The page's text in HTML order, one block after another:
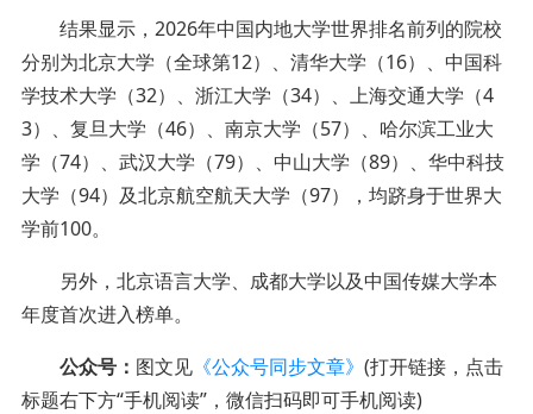
结果显示，2026年中国内地大学世界排名前列的院校
分别为北京大学（全球第12）、清华大学（16）、中国科
学技术大学（32）、浙江大学（34）、上海交通大学（4
3）、复旦大学（46）、南京大学（57）、哈尔滨工业大
学（74）、武汉大学（79）、中山大学（89）、华中科技
大学（94）及北京航空航天大学（97），均跻身于世界大
学前100。
另外，北京语言大学、成都大学以及中国传媒大学本
年度首次进入榜单。
公众号： 图文见《公众号同步文章》 (打开链接，点击
标题右下方“手机阅读”，微信扫码即可手机阅读)